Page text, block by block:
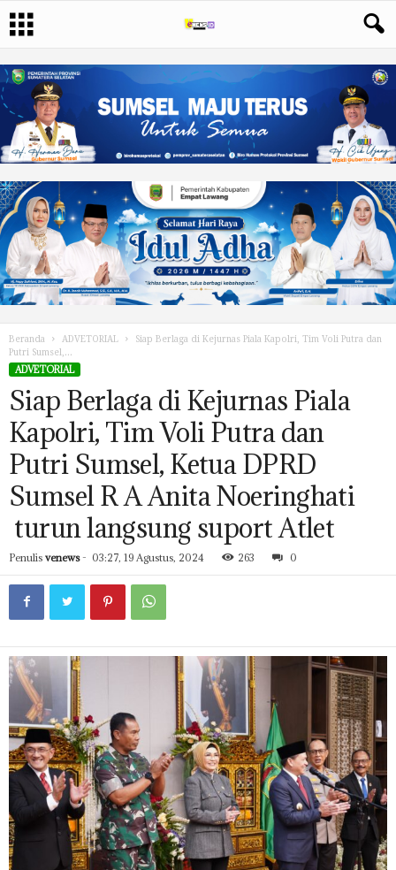
Beranda ADVETORIAL
Siap Berlaga di Kejurnas Piala Kapolri, Tim Voli Putra dan
Putri Sumsel,...
ADVETORIAL
Siap Berlaga di Kejurnas Piala
Kapolri, Tim Voli Putra dan
Putri Sumsel, Ketua DPRD
Sumsel R A Anita Noeringhati
turun langsung suport Atlet
Penulis venews- 03:27, 19 Agustus, 2024 263 0